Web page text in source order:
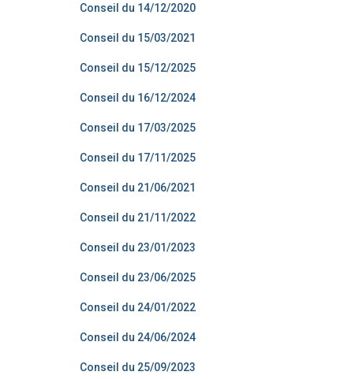
Conseil du 14/12/2020
Conseil du 15/03/2021
Conseil du 15/12/2025
Conseil du 16/12/2024
Conseil du 17/03/2025
Conseil du 17/11/2025
Conseil du 21/06/2021
Conseil du 21/11/2022
Conseil du 23/01/2023
Conseil du 23/06/2025
Conseil du 24/01/2022
Conseil du 24/06/2024
Conseil du 25/09/2023